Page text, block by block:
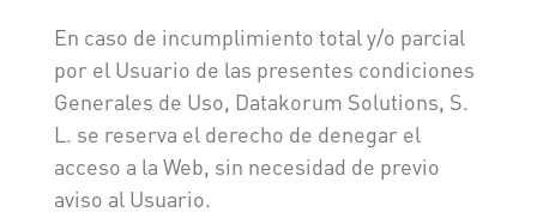
En caso de incumplimiento total y/o parcial
por el Usuario de las presentes condiciones
Generales de Uso, Datakorum Solutions, S.
L. se reserva el derecho de denegar el
acceso a la Web, sin necesidad de previo
aviso al Usuario.